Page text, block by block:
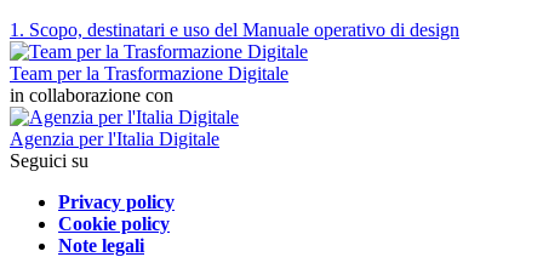
1. Scopo, destinatari e uso del Manuale operativo di design
Team per la Trasformazione Digitale
in collaborazione con
Agenzia per l'Italia Digitale
Seguici su
Privacy policy
Cookie policy
Note legali